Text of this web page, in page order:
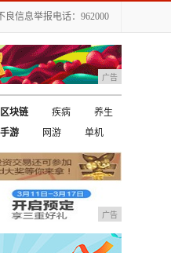
良信息举报电话：962000
广告
区块链 疾病
养生
手游
网游 单机
广告